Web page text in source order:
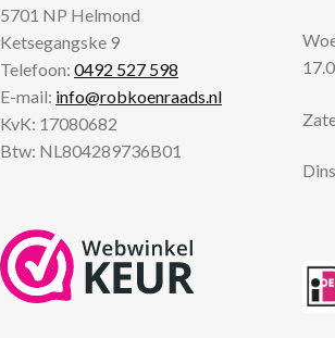
5701 NP Helmond
Ketsegangske 9
Telefoon:0492 527 598
E-mail: info@robkoenraads.nl
KvK: 17080682
Btw: NL804289736B01